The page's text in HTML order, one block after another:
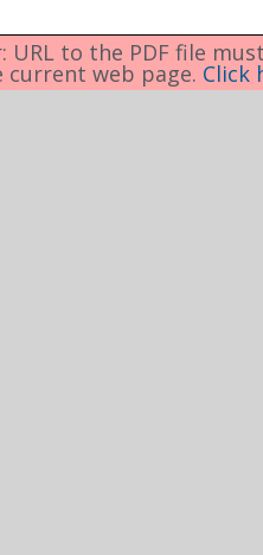
Βιβλιοθήκη
Δίκτυο
URL to the PDF file
current web page. Click